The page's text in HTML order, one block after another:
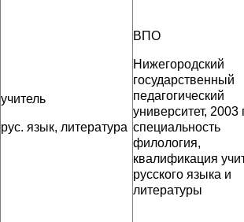
учитель
рус. язык, литература
ВПО
Нижегородский
государственный
педагогический
университет, 2003
специальность
филология,
квалификация
русского языка и
литературы